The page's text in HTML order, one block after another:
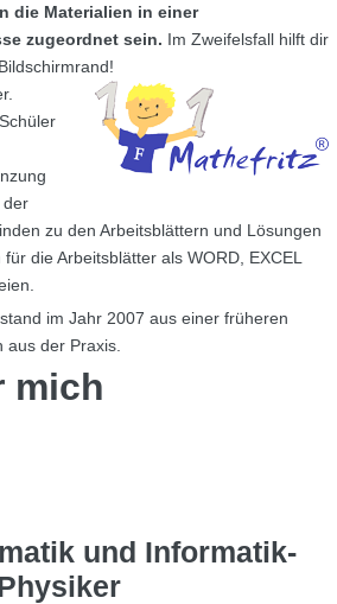
die Materialien in einer
zugeordnet sein. Im Zweifelsfall hilft dir
der
zu den Arbeitsblättern und Lösungen
die Arbeitsblätter als WORD, EXCEL
im Jahr 2007 aus einer früheren
aus der Praxis.
mich
und Informatik-